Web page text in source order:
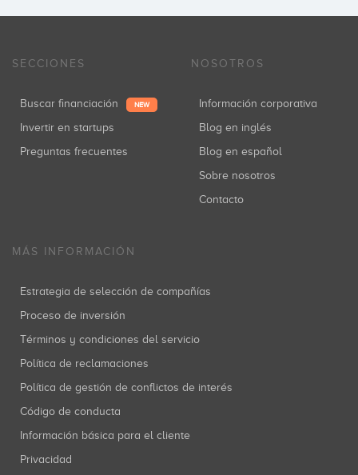
SECCIONES
Buscar financiación NEW
Invertir en startups
Preguntas frecuentes
NOSOTROS
Información corporativa
Blog en inglés
Blog en español
Sobre nosotros
Contacto
MÁS INFORMACIÓN
Estrategia de selección de compañías
Proceso de inversión
Términos y condiciones del servicio
Política de reclamaciones
Política de gestión de conflictos de interés
Código de conducta
Información básica para el cliente
Privacidad